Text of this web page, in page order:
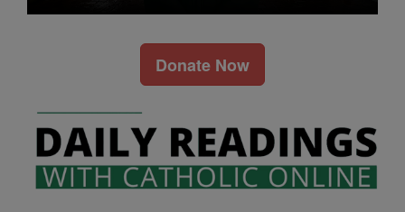
Donate Now